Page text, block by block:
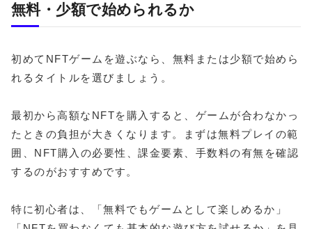
無料・少額で始められるか
初めてNFTゲームを遊ぶなら、無料または少額で始めら
れるタイトルを選びましょう。
最初から高額なNFTを購入すると、ゲームが合わなかっ
たときの負担が大きくなります。まずは無料プレイの範
囲、NFT購入の必要性、課金要素、手数料の有無を確認
するのがおすすめです。
特に初心者は、「無料でもゲームとして楽しめるか」